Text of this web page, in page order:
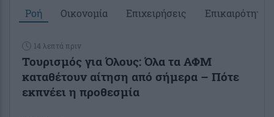
Ροή Οικονομία Επιχειρήσεις Επικαιρότητα
14 λεπτά πριν
Τουρισμός για Όλους: Όλα τα ΑΦΜ
καταθέτουν αίτηση από σήμερα – Πότε
εκπνέει η προθεσμία